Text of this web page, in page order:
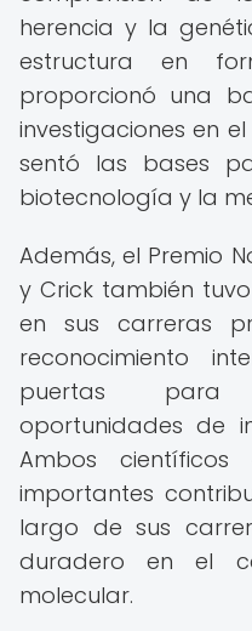
herencia y la
estructura en
proporcionó una
investigaciones en
sentó las bases
biotecnología y la
Además, el Premio
y Crick también
en sus carreras
reconocimiento
puertas para
oportunidades de
Ambos científicos
importantes
largo de sus
duradero en el
molecular.